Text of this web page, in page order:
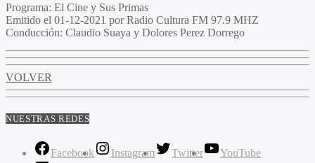
Programa: El Cine y Sus Primas
Emitido el 01-12-2021 por Radio Cultura FM 97.9 MHZ
Conducción: Claudio Suaya y Dolores Perez Dorrego
VOLVER
NUESTRAS REDES
Facebook Instagram Twitter
YouTube